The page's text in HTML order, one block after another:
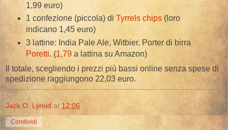
1,99 euro)
1 confezione (piccola) di Tyrrels chips(loro
indicano 1,45 euro)
3 lattine: India Pale Ale, Witbier, Porter di birra
Poretti. (1,79a lattina su Amazon)
Il totale, scegliendo i prezzi più bassi online senza spese di
spedizione raggiungono 22,03 euro.
Jack O. Lyroid at 12:06
Condividi